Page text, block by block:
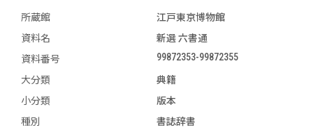
所蔵館
江戸東京博物館
資料名
新選 六書通
資料番号
99872353-99872355
大分類
典籍
小分類
版本
種別
書誌辞書